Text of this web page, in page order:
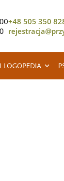
+48 505 350
LOGOPEDIA